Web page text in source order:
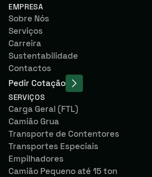
EMPRESA
Sobre Nós
Serviços
Carreira
Sustentabilidade
Contactos
Pedir Cotação
SERVIÇOS
Carga Geral (FTL)
Camião Grua
Transporte de Contentores
Transportes Especiais
Empilhadores
Camião Pequeno até 15 ton